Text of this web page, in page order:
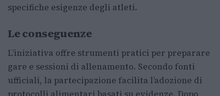
specifiche esigenze degli atleti.
Le conseguenze
L’iniziativa offre strumenti pratici per preparare
gare e sessioni di allenamento. Secondo fonti
ufficiali, la partecipazione facilita l’adozione di